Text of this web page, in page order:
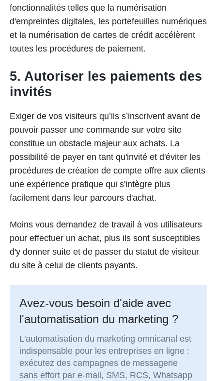
fonctionnalités telles que la numérisation
d'empreintes digitales, les portefeuilles numériques
et la numérisation de cartes de crédit accélèrent
toutes les procédures de paiement.
5. Autoriser les paiements des
invités
Exiger de vos visiteurs qu’ils s’inscrivent avant de
pouvoir passer une commande sur votre site
constitue un obstacle majeur aux achats. La
possibilité de payer en tant qu'invité et d'éviter les
procédures de création de compte offre aux clients
une expérience pratique qui s'intègre plus
facilement dans leur parcours d'achat.
Moins vous demandez de travail à vos utilisateurs
pour effectuer un achat, plus ils sont susceptibles
d'y donner suite et de passer du statut de visiteur
du site à celui de clients payants.
Avez-vous besoin d'aide avec
l'automatisation du marketing ?
L'automatisation du marketing omnicanal est
indispensable pour les entreprises en ligne :
exécutez des campagnes de messagerie
sans effort par e-mail, SMS, RCS, Whatsapp